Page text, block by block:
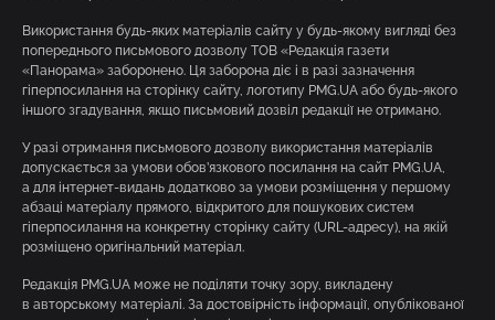
Використання будь-яких матеріалів сайту у будь-якому вигляді без
попереднього письмового дозволу ТОВ «Редакція газети
«Панорама» заборонено. Ця заборона діє і в разі зазначення
гіперпосилання на сторінку сайту, логотипу PMG.UA або будь-якого
іншого згадування, якщо письмовий дозвіл редакції не отримано.
У разі отримання письмового дозволу використання матеріалів
допускається за умови обов’язкового посилання на сайт PMG.UA,
а для інтернет-видань додатково за умови розміщення у першому
абзаці матеріалу прямого, відкритого для пошукових систем
гіперпосилання на конкретну сторінку сайту (URL-адресу), на якій
розміщено оригінальний матеріал.
Редакція PMG.UA може не поділяти точку зору, викладену
в авторському матеріалі. За достовірність інформації, опублікованої